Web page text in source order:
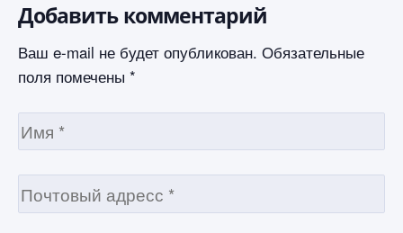
Добавить комментарий
Ваш e-mail не будет опубликован. Обязательные
поля помечены *